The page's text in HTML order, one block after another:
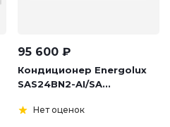
95 600 ₽
Кондиционер Energolux
SAS24BN2-AI/SA...
Нет оценок